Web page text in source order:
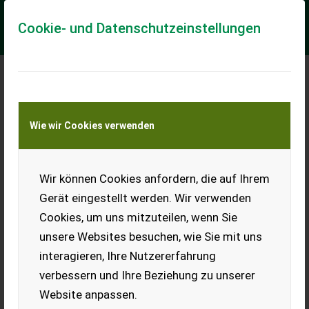
Cookie- und Datenschutzeinstellungen
Wie wir Cookies verwenden
Wir können Cookies anfordern, die auf Ihrem
Gerät eingestellt werden. Wir verwenden
Cookies, um uns mitzuteilen, wenn Sie
unsere Websites besuchen, wie Sie mit uns
interagieren, Ihre Nutzererfahrung
verbessern und Ihre Beziehung zu unserer
Website anpassen.
Meine Transportkostenanfrage
Transport von Land- und Baumaschinen –
KEINE Tiertransporte
Krone EASY CUT 32 P
Gelenkwelle; Artnr.:028402
EUR 5.300 inkl. 13% MwSt./Verm.